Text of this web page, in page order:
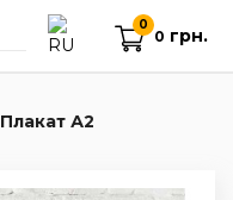
0
0 грн.
Плакат А2